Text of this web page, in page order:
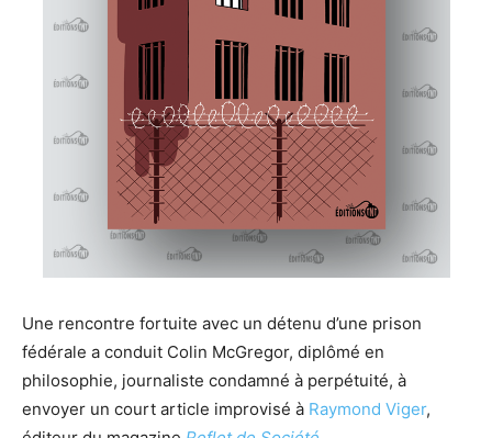
Une rencontre fortuite avec un détenu d’une prison
fédérale a conduit Colin McGregor, diplômé en
philosophie, journaliste condamné à perpétuité, à
envoyer un court article improvisé à Raymond Viger,